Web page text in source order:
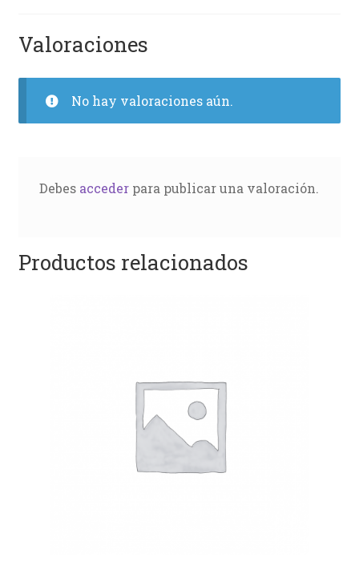
Valoraciones
No hay valoraciones aún.
Debes accederpara publicar una valoración.
Productos relacionados